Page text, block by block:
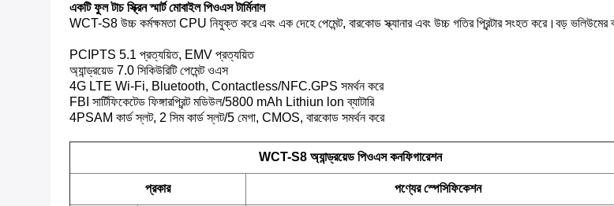
একটি ফুল টাচ স্ক্রিন স্মার্ট মোবাইল পিওএস টার্মিনাল
WCT-S8 উচ্চ কর্মক্ষমতা CPU নিযুক্ত করে এবং এক দেহে পেমেন্ট, বারকোড স্ক্যানার এবং উচ্চ গতির প্রিন্টার সংহত করে।বড় ভলিউমের
PCIPTS 5.1 প্রত্যয়িত, EMV প্রত্যয়িত
অ্যান্ড্রয়েড 7.0 সিকিউরিটি পেমেন্ট ওএস
4G LTE Wi-Fi, Bluetooth, Contactless/NFC.GPS সমর্থন করে
FBI সার্টিফিকেটেড ফিঙ্গারপ্রিন্ট মডিউল/5800 mAh Lithiun lon ব্যাটারি
4PSAM কার্ড স্লট, 2 সিম কার্ড স্লট/5 মেগা, CMOS, বারকোড সমর্থন করে
WCT-S8 অ্যান্ড্রয়েড পিওএস কনফিগারেশন
প্রকার পণ্যের স্পেসিফিকেশন